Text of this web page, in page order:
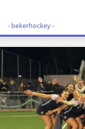
- bekerhockey -